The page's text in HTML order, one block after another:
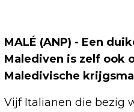
MALÉ (ANP) - Een
Malediven is zelf ook
Maledivische
Vijf Italianen die bezig